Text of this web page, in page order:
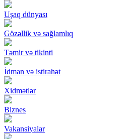
Uşaq dünyası
Gözəllik və sağlamlıq
Təmir və tikinti
İdman və istirahət
Xidmətlər
Biznes
Vakansiyalar